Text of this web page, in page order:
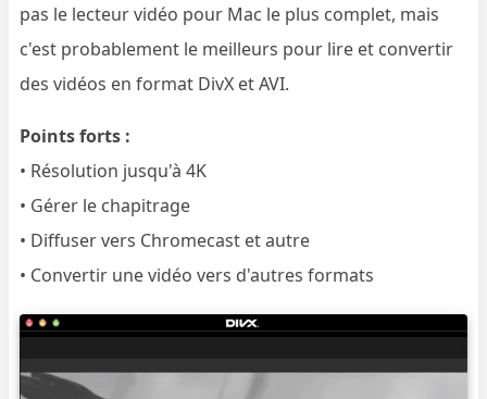
pas le lecteur vidéo pour Mac le plus complet, mais
c'est probablement le meilleurs pour lire et convertir
des vidéos en format DivX et AVI.
Points forts :
• Résolution jusqu'à 4K
• Gérer le chapitrage
• Diffuser vers Chromecast et autre
• Convertir une vidéo vers d'autres formats